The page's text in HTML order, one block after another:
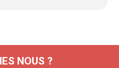
NOUS ?